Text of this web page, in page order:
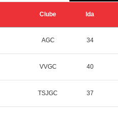
Clube Ida
AGC 34
VVGC 40
TSJGC 37